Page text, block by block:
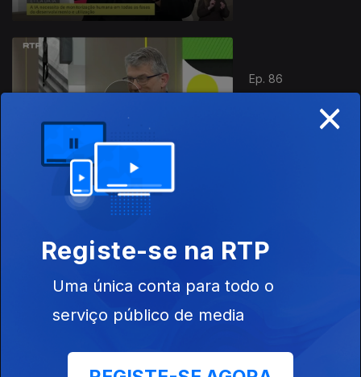
Ep. 86
A Importância
Ep. 84
06 mai. 2026
×
Registe-se na RTP
Uma única conta para todo o
serviço público de media